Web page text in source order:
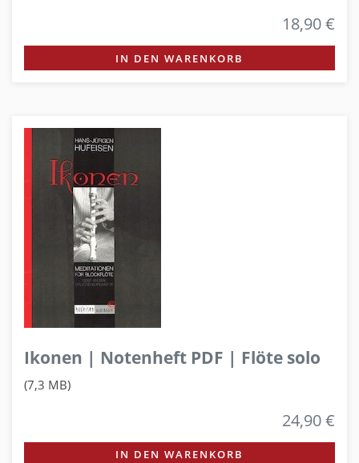
18,90 €
IN DEN WARENKORB
Ikonen | Notenheft PDF | Flöte solo
(7,3 MB)
24,90 €
IN DEN WARENKORB